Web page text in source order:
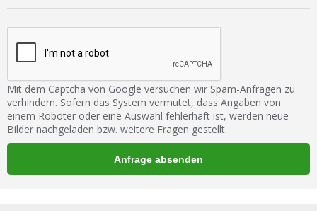
Mit dem Captcha von Google versuchen wir Spam-Anfragen zu
verhindern. Sofern das System vermutet, dass Angaben von
einem Roboter oder eine Auswahl fehlerhaft ist, werden neue
Bilder nachgeladen bzw. weitere Fragen gestellt.